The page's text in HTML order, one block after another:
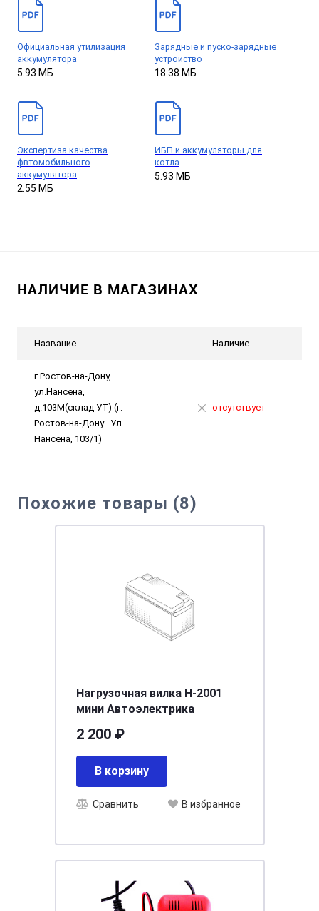
Официальная утилизация
аккумулятора
5.93 МБ
Зарядные и пуско-зарядные
устройство
18.38 МБ
Экспертиза качества
фвтомобильного
аккумулятора
2.55 МБ
ИБП и аккумуляторы для
котла
5.93 МБ
НАЛИЧИЕ В МАГАЗИНАХ
Название Наличие
г.Ростов-на-Дону,
ул.Нансена,
д.103М(склад УТ) (г.
Ростов-на-Дону . Ул.
Нансена, 103/1)
отсутствует
Похожие товары (8)
Нагрузочная вилка Н-2001
мини Автоэлектрика
2 200 ₽
В корзину
Сравнить В избранное